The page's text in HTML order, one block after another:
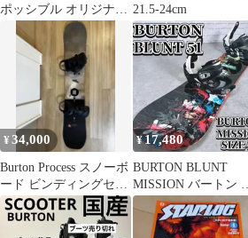
ポッシブル オリジナ
ル・サウンドトラック
21.5-24cm
¥34,000
Burton Process スノーボ
ード ビンディングセッ
ト159cm
¥17,480
BURTON BLUNT
MISSION バートン ブ
ラント ミッション